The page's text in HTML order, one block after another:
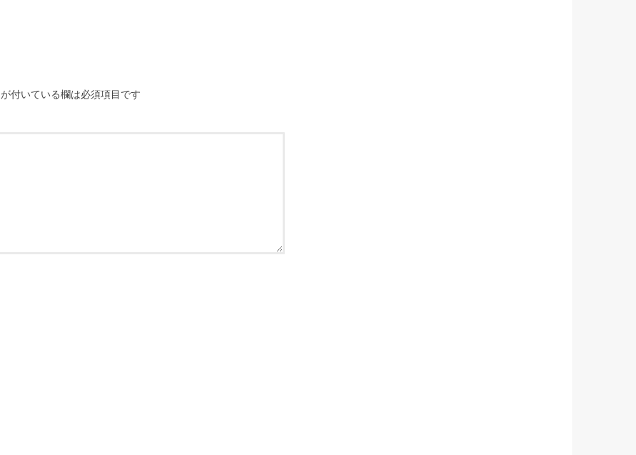
が付いている欄は必須項目です